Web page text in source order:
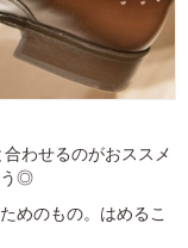
わせるのがおススメ
う◎
めのもの。はめるこ